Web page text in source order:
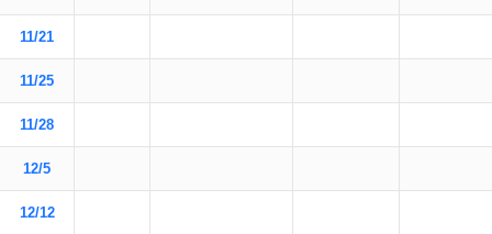
11/21
11/25
11/28
12/5
12/12